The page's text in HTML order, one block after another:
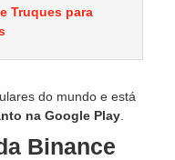
Truques para
do mundo e está
na Google Play
Binance